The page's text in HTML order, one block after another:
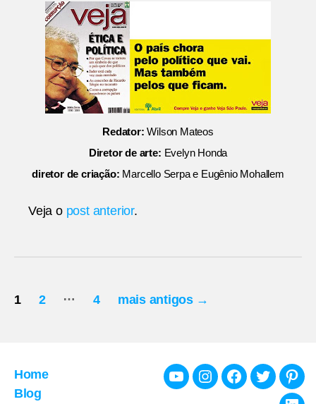
Redator: Wilson Mateos
Diretor de arte: Evelyn Honda
diretor de criação: Marcello Serpa e Eugênio Mohallem
Veja o post anterior.
Paginação
1 2 … 4 mais antigos →
Home
Blog
YoutubeInstagramFacebook
Twitter